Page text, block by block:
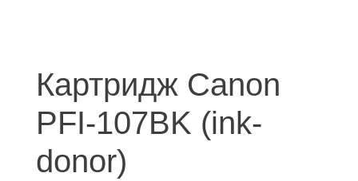
Картридж Canon
PFI-107BK (ink-
donor)